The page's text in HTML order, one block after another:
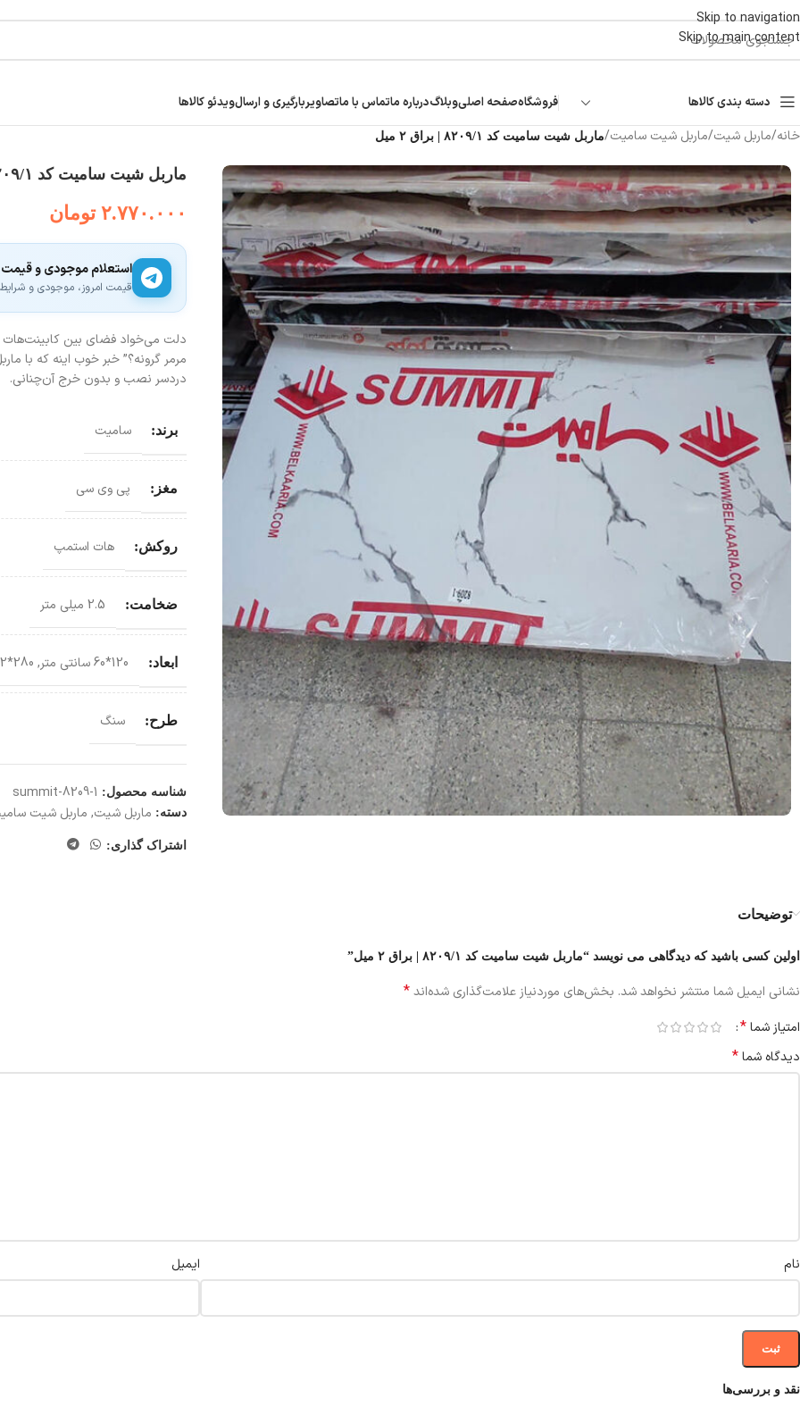
Skip to navigation
Skip to main content
دسته بندی کالاها فروشگاهصفحه اصلیوبلاگدرباره ماتماس با ماتصاویربارگیری و ارسالویدئو کالاها
خانه/ماربل شیت/ماربل شیت سامیت/ماربل شیت سامیت کد ۸۲۰۹/۱ | براق ۲ میل
ماربل شیت سامیت کد ۸۲۰۹/۱ | براق ۲ میل
۲.۷۷۰.۰۰۰ تومان
استعلام موجودی و قیمت
قیمت امروز، موجودی و شرایط
دلت می‌خواد فضای بین کابینت‌هات
دردسر نصب و بدون خرج آن‌چنانی.
برند: سامیت
مغز: پی وی سی
روکش: هات استمپ
ضخامت: 2.5 میلی متر
ابعاد: 120*60 سانتی‌ متر , 280*122 سانتی‌ متر
طرح: سنگ
شناسه محصول: summit-8209-1
دسته: ماربل شیت, ماربل شیت
اشتراک گذاری:
توضیحات
نقد و بررسی‌ها
اولین کسی باشید که دیدگاهی می نویسد “ماربل شیت سامیت کد ۸۲۰۹/۱ | براق ۲ میل”
نشانی ایمیل شما منتشر نخواهد شد. بخش‌های موردنیاز علامت‌گذاری شده‌اند*
امتیاز شما*
دیدگاه شما*
نام ایمیل